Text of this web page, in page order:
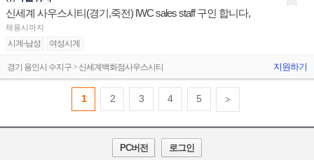
신세계 사우스시티(경기,죽전) IWC sales staff 구인 합니다,
채용시까지
시계-남성 여성시계
경기 용인시 수지구 > 신세계백화점사우스시티 지원하기
1 2 3 4 5 >
PC버전 로그인